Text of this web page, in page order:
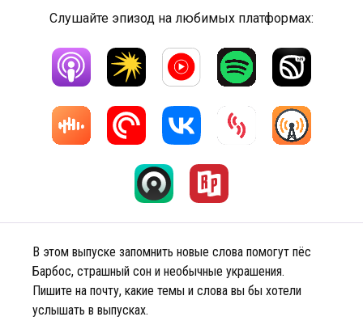
Слушайте эпизод на любимых платформах:
В этом выпуске запомнить новые слова помогут пёс
Барбос, страшный сон и необычные украшения.
Пишите на почту, какие темы и слова вы бы хотели
услышать в выпусках.